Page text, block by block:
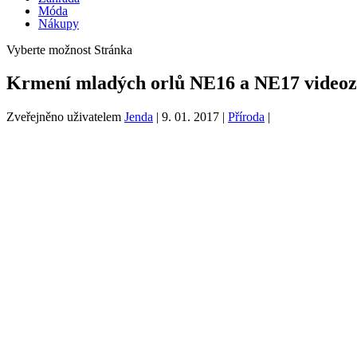
Móda
Nákupy
Vyberte možnost Stránka
Krmení mladých orlů NE16 a NE17
Zveřejněno uživatelem Jenda | 9. 01. 2017 | Příroda |